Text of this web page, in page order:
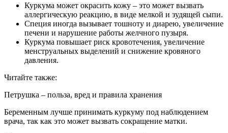
Куркума может окрасить кожу – это может вызвать
аллергическую реакцию, в виде мелкой и зудящей сыпи.
Специя иногда вызывает тошноту и диарею, увеличение
печени и нарушение работы желчного пузыря.
Куркума повышает риск кровотечения, увеличение
менструальных выделений и снижение кровяного
давления.
Читайте также:
Петрушка – польза, вред и правила хранения
Беременным лучше принимать куркуму под наблюдением
врача, так как это может вызвать сокращение матки.